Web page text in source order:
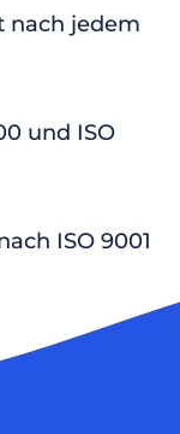
nach jedem
und ISO
ISO 9001